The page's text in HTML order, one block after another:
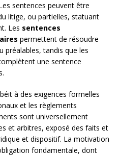
sentences peuvent être
litige, ou partielles, statuant
Les sentences
permettent de résoudre
préalables, tandis que les
une sentence
à des exigences formelles
et les règlements
sont universellement
et arbitres, exposé des faits et
et dispositif. La motivation
fondamentale, dont